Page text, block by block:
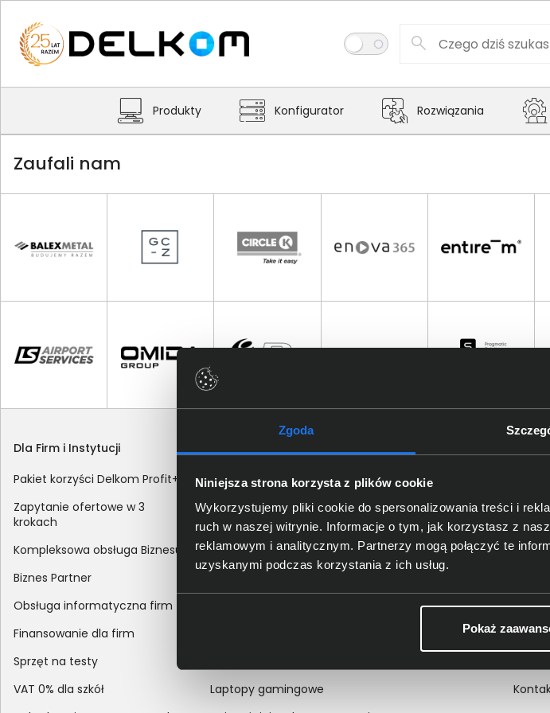
Zgoda
Niniejsza strona korzysta z plików cookie
Wykorzystujemy pliki cookie do spersonalizowania treści i
ruch w naszej witrynie. Informacje o tym, jak korzystasz z
reklamowym i analitycznym. Partnerzy mogą połączyć te
uzyskanymi podczas korzystania z ich usług.
Pokaż
Produkty Konfigurator Rozwiązania
Zaufali nam
Dla Firm i Instytucji
Pakiet korzyści Delkom Profit+
Zapytanie ofertowe w 3
krokach
Kompleksowa obsługa Biznesu
Biznes Partner
Obsługa informatyczna firm
Finansowanie dla firm
Sprzęt na testy
VAT 0% dla szkół
Zakupy
Sposoby dostawy
Metody płatności
Zakup z dofinansowaniem
Odroczony termin płatności
Korekta danych nabywcy na dokumencie
Laptopy gamingowe